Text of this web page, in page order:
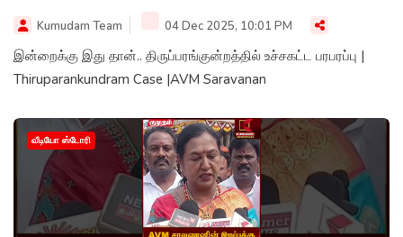
Kumudam Team 04 Dec 2025, 10:01 PM
இன்றைக்கு இது தான்.. திருப்பரங்குன்றத்தில் உச்சகட்ட பரபரப்பு |
Thiruparankundram Case |AVM Saravanan
வீடியோ ஸ்டோரி